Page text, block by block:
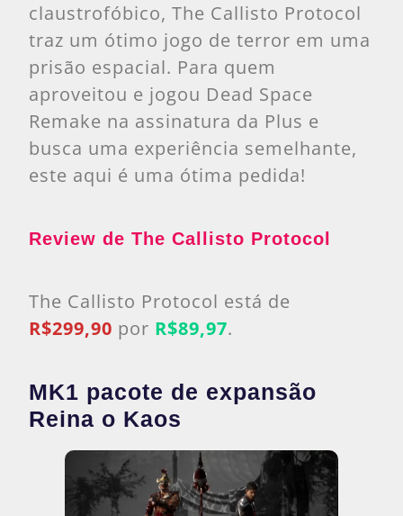
claustrofóbico, The Callisto Protocol
traz um ótimo jogo de terror em uma
prisão espacial. Para quem
aproveitou e jogou Dead Space
Remake na assinatura da Plus e
busca uma experiência semelhante,
este aqui é uma ótima pedida!
Review de The Callisto Protocol
The Callisto Protocol está de
R$299,90 por R$89,97.
MK1 pacote de expansão
Reina o Kaos